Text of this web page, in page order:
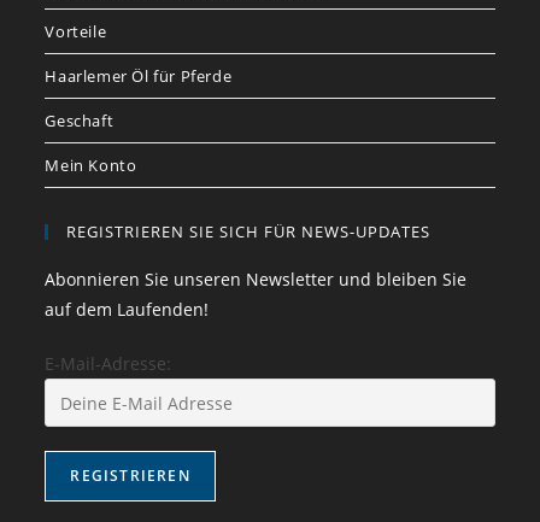
Vorteile
Haarlemer Öl für Pferde
Geschaft
Mein Konto
REGISTRIEREN SIE SICH FÜR NEWS-UPDATES
Abonnieren Sie unseren Newsletter und bleiben Sie
auf dem Laufenden!
E-Mail-Adresse: